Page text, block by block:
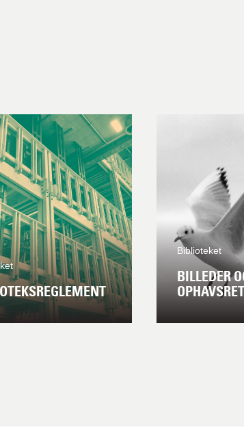
Biblioteket
BILLEDER
OPHAVSRET